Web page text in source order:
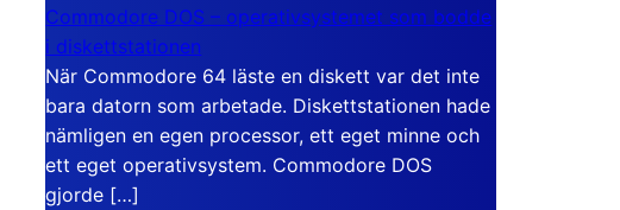
Commodore DOS – operativsystemet som bodde
i diskettstationen
När Commodore 64 läste en diskett var det inte
bara datorn som arbetade. Diskettstationen hade
nämligen en egen processor, ett eget minne och
ett eget operativsystem. Commodore DOS
gjorde […]